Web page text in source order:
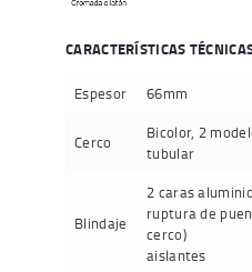
CARACTERÍSTICAS
Espesor 66mm
Cerco
Bicolor, 2
tubular
Blindaje
2 caras
ruptura de
cerco)
aislantes